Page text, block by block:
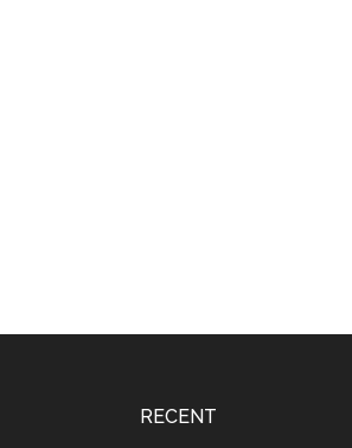
RECENT